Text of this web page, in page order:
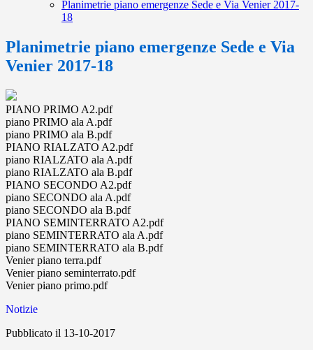
Planimetrie piano emergenze Sede e Via Venier 2017-
18
Planimetrie piano emergenze Sede e Via
Venier 2017-18
PIANO PRIMO A2.pdf
piano PRIMO ala A.pdf
piano PRIMO ala B.pdf
PIANO RIALZATO A2.pdf
piano RIALZATO ala A.pdf
piano RIALZATO ala B.pdf
PIANO SECONDO A2.pdf
piano SECONDO ala A.pdf
piano SECONDO ala B.pdf
PIANO SEMINTERRATO A2.pdf
piano SEMINTERRATO ala A.pdf
piano SEMINTERRATO ala B.pdf
Venier piano terra.pdf
Venier piano seminterrato.pdf
Venier piano primo.pdf
Notizie
Pubblicato il 13-10-2017